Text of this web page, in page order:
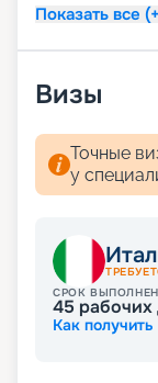
Показать все
Визы
Точные
у
СРОК
45 рабочих
Как получить